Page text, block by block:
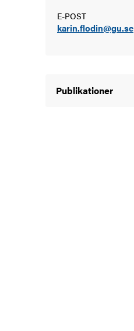
och innovation
universitetet
hos oss
och värderingar
och traditioner
E-POST
karin.flodin@gu.se
Publikationer